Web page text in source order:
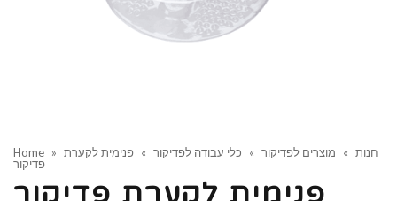
Home » חנות » מוצרים לפדיקור » כלי עבודה לפדיקור » פנימית לקערת
פדיקור